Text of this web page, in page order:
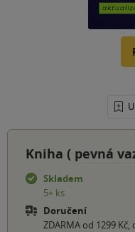
Kniha ( pevná
Skladem
5+ ks
Doručení
ZDARMA od 1299